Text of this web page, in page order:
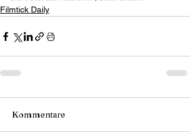
Filmtick Daily
Kommentare